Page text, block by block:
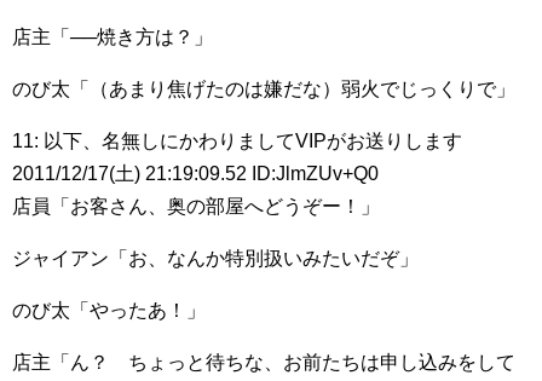
店主「──焼き方は？」
のび太「（あまり焦げたのは嫌だな）弱火でじっくりで」
11: 以下、名無しにかわりましてVIPがお送りします
2011/12/17(土) 21:19:09.52 ID:JlmZUv+Q0
店員「お客さん、奥の部屋へどうぞー！」
ジャイアン「お、なんか特別扱いみたいだぞ」
のび太「やったあ！」
店主「ん？ ちょっと待ちな、お前たちは申し込みをして